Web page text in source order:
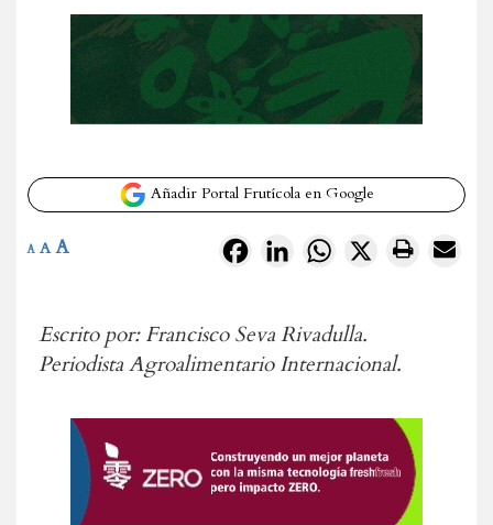
Añadir Portal Frutícola en Google
FacebookLinkedInWhatsApp
X
A A A
Escrito por: Francisco Seva Rivadulla.
Periodista Agroalimentario Internacional.